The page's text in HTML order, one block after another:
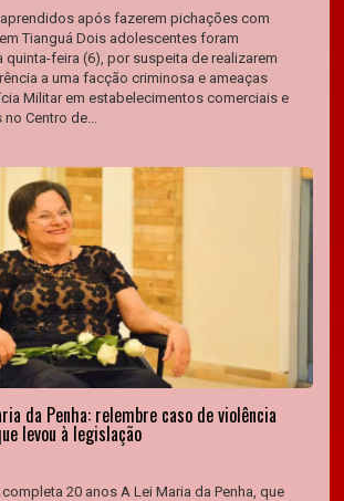
após fazerem pichações com
Tianguá Dois adolescentes foram
quinta-feira (6), por suspeita de realizarem
a uma facção criminosa e ameaças
Militar em estabelecimentos comerciais e
Centro de...
da Penha: relembre caso de violência
levou à legislação
20 anos A Lei Maria da Penha, que